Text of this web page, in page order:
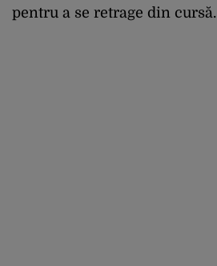
pentru a se retrage din cursă.